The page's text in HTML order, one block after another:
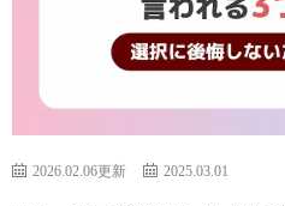
2026.02.06更新 2025.03.01